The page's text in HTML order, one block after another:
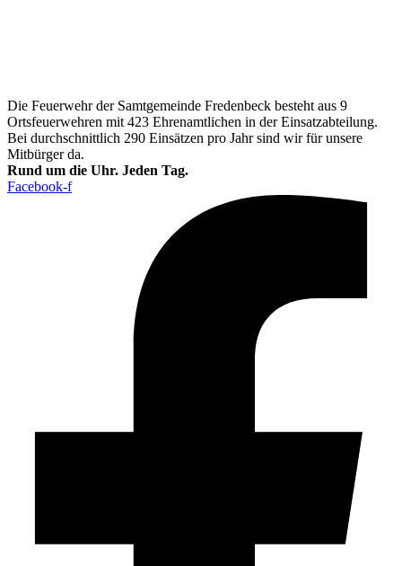
Die Feuerwehr der Samtgemeinde Fredenbeck besteht aus 9
Ortsfeuerwehren mit 423 Ehrenamtlichen in der Einsatzabteilung.
Bei durchschnittlich 290 Einsätzen pro Jahr sind wir für unsere
Mitbürger da.
Rund um die Uhr. Jeden Tag.
Facebook-f